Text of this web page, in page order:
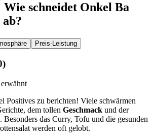
Wie schneidet Onkel Ba
ab?
Preis-Leistung
Positives zu berichten! Viele schwärmen
dem tollen Geschmack und der
. Besonders das Curry, Tofu und die gesunden
werden oft gelobt.